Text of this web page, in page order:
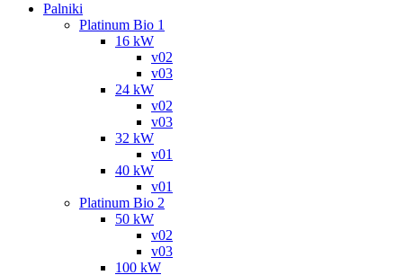
Palniki
Platinum Bio 1
16 kW
v02
v03
24 kW
v02
v03
32 kW
v01
40 kW
v01
Platinum Bio 2
50 kW
v02
v03
100 kW